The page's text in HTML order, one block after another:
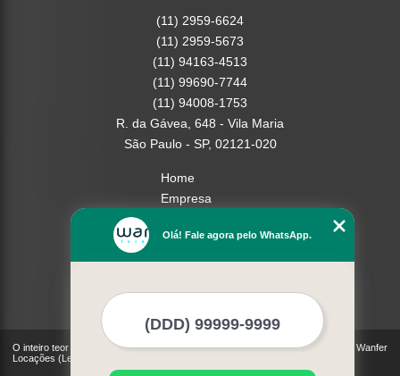
(11) 2959-6624
(11) 2959-5673
(11) 94163-4513
(11) 99690-7744
(11) 94008-1753
R. da Gávea, 648 - Vila Maria
São Paulo - SP, 02121-020
Home
Empresa
Serviços
Contato
O inteiro teor deste site está sujeito à proteção de direitos autorais. Copyright© Wanfer
Locações (Lei 9610 de 19/02/1998)
Olá! Fale agora pelo WhatsApp.